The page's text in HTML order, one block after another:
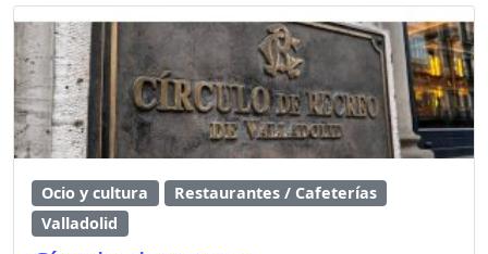
Ocio y cultura
Restaurantes / Cafeterías
Valladolid